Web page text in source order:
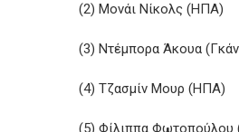
(2) Μονάι
(3) Ντέμπορα
(4) Τζασμίν
(5) Φίλιππα